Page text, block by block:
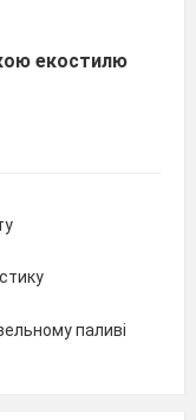
екостилю
паливі